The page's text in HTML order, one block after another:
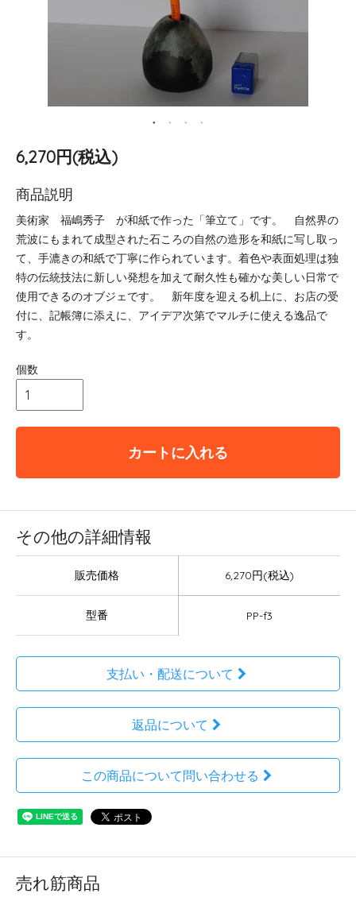
6,270円(税込)
商品説明
美術家 福嶋秀子 が和紙で作った「筆立て」です。 自然界の
荒波にもまれて成型された石ころの自然の造形を和紙に写し取っ
て、手漉きの和紙で丁寧に作られています。着色や表面処理は独
特の伝統技法に新しい発想を加えて耐久性も確かな美しい日常で
使用できるのオブジェです。 新年度を迎える机上に、お店の受
付に、記帳簿に添えに、アイデア次第でマルチに使える逸品で
す。
個数
カートに入れる
その他の詳細情報
販売価格 6,270円(税込)
型番 PP-f3
支払い・配送について
返品について
この商品について問い合わせる
売れ筋商品